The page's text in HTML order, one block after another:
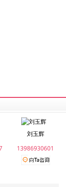
刘玉辉
13986930601